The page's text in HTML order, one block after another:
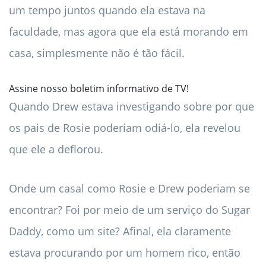
um tempo juntos quando ela estava na
faculdade, mas agora que ela está morando em
casa, simplesmente não é tão fácil.
Assine nosso boletim informativo de TV!
Quando Drew estava investigando sobre por que
os pais de Rosie poderiam odiá-lo, ela revelou
que ele a deflorou.
Onde um casal como Rosie e Drew poderiam se
encontrar? Foi por meio de um serviço do Sugar
Daddy, como um site? Afinal, ela claramente
estava procurando por um homem rico, então